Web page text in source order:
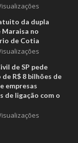
da dupla
Maraisa no
de Cotia
de SP pede
R$ 8 bilhões de
empresas
de ligação com o